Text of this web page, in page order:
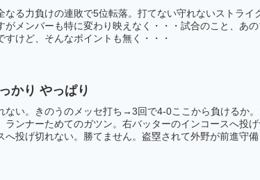
なる力負けの連敗で5位転落。打てない守れないストライ
がメンバーも特に変わり映えなく・・・試合のこと、あ
すけど、そんなポイントも無く・・・
かり やっぱり
ない。きのうのメッセ打ち→3回で4-0ここから負けるか
ランナーためてのガツン。右バッターのインコースへ投
へ投げ切れない。勝てません。盗塁されて外野が前進守備